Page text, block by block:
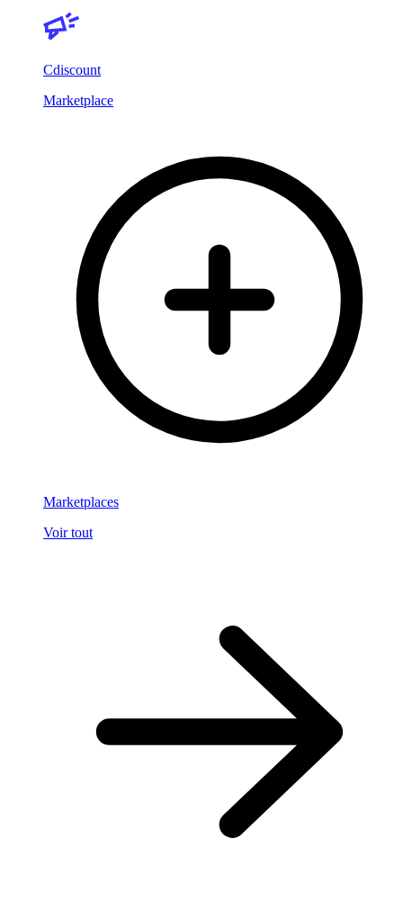
Cdiscount
Marketplace
Marketplaces
Voir tout